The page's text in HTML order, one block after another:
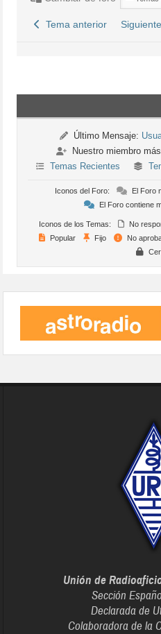
Tema anterior
Último Mensaje:
Nuestro miembro
Temas Recientes
Iconos del Foro:
El Foro
El Foro contiene
Iconos de los Temas: No
Popular
Fijo No
Unión de
Sección
Declarada de
Colaboradora de la